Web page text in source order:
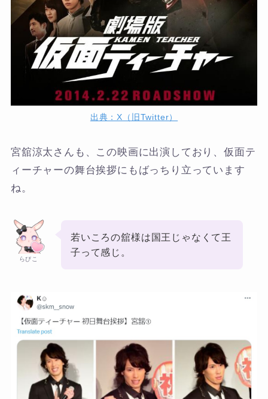
出典：X（旧Twitter）
宮舘涼太さんも、この映画に出演しており、仮面テ
ィーチャーの舞台挨拶にもばっちり立っています
ね。
らびこ
若いころの舘様は国王じゃなくて王
子って感じ。